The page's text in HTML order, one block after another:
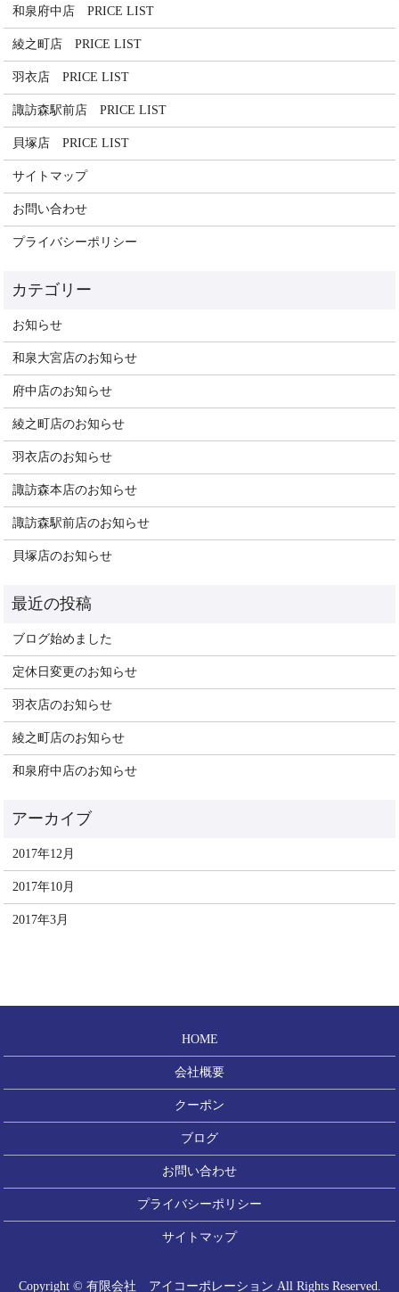
和泉府中店 PRICE LIST
綾之町店 PRICE LIST
羽衣店 PRICE LIST
諏訪森駅前店 PRICE LIST
貝塚店 PRICE LIST
サイトマップ
お問い合わせ
プライバシーポリシー
お知らせ
和泉大宮店のお知らせ
府中店のお知らせ
綾之町店のお知らせ
羽衣店のお知らせ
諏訪森本店のお知らせ
諏訪森駅前店のお知らせ
貝塚店のお知らせ
ブログ始めました
定休日変更のお知らせ
羽衣店のお知らせ
綾之町店のお知らせ
和泉府中店のお知らせ
2017年12月
2017年10月
2017年3月
HOME
会社概要
クーポン
ブログ
お問い合わせ
プライバシーポリシー
サイトマップ
Copyright © 有限会社 アイコーポレーション All Rights Reserved.